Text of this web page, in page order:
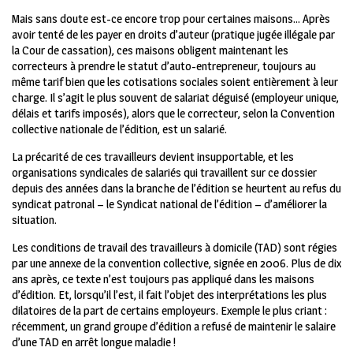
Mais sans doute est-ce encore trop pour certaines maisons… Après
avoir tenté de les payer en droits d’auteur (pratique jugée illégale par
la Cour de cassation), ces maisons obligent maintenant les
correcteurs à prendre le statut d’auto-entrepreneur, toujours au
même tarif bien que les cotisations sociales soient entièrement à leur
charge. Il s’agit le plus souvent de salariat déguisé (employeur unique,
délais et tarifs imposés), alors que le correcteur, selon la Convention
collective nationale de l’édition, est un salarié.
La précarité de ces travailleurs devient insupportable, et les
organisations syndicales de salariés qui travaillent sur ce dossier
depuis des années dans la branche de l’édition se heurtent au refus du
syndicat patronal – le Syndicat national de l’édition – d’améliorer la
situation.
Les conditions de travail des travailleurs à domicile (TAD) sont régies
par une annexe de la convention collective, signée en 2006. Plus de dix
ans après, ce texte n’est toujours pas appliqué dans les maisons
d’édition. Et, lorsqu’il l’est, il fait l’objet des interprétations les plus
dilatoires de la part de certains employeurs. Exemple le plus criant :
récemment, un grand groupe d’édition a refusé de maintenir le salaire
d’une TAD en arrêt longue maladie !